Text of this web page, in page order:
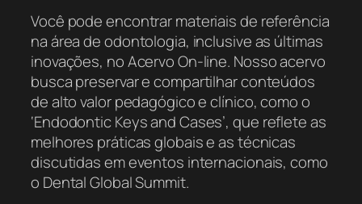
Você pode encontrar materiais de referência
na área de odontologia, inclusive as últimas
inovações, no Acervo On-line. Nosso acervo
busca preservar e compartilhar conteúdos
de alto valor pedagógico e clínico, como o
‘Endodontic Keys and Cases’, que reflete as
melhores práticas globais e as técnicas
discutidas em eventos internacionais, como
o Dental Global Summit.